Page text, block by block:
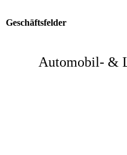
Geschäftsfelder
Automobil- &